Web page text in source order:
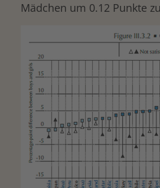
Mädchen um 0.12 Punkte